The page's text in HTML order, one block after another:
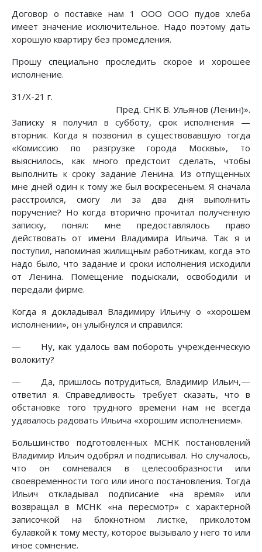
Договор о поставке нам 1 ООО ООО пудов хлеба
имеет значение исключительное. Надо поэтому дать
хорошую квартиру без промедления.
Прошу специально проследить скорое и хорошее
исполнение.
31/Х-21 г.
Пред. СНК В. Ульянов (Ленин)».
Записку я получил в субботу, срок исполнения —
вторник. Когда я позвонил в существовавшую тогда
«Комиссию по разгрузке города Москвы», то
выяснилось, как много предстоит сделать, чтобы
выполнить к сроку задание Ленина. Из отпущенных
мне дней один к тому же был воскресеньем. Я сначала
расстроился, смогу ли за два дня выполнить
поручение? Но когда вторично прочитал полученную
записку, понял: мне предоставлялось право
действовать от имени Владимира Ильича. Так я и
поступил, напоминая жилищным работникам, когда это
надо было, что задание и сроки исполнения исходили
от Ленина. Помещение подыскали, освободили и
передали фирме.
Когда я докладывал Владимиру Ильичу о «хорошем
исполнении», он улыбнулся и справился:
— Ну, как удалось вам побороть учрежденческую
волокиту?
— Да, пришлось потрудиться, Владимир Ильич,—
ответил я. Справедливость требует сказать, что в
обстановке того трудного времени нам не всегда
удавалось радовать Ильича «хорошим исполнением».
Большинство подготовленных МСНК постановлений
Владимир Ильич одобрял и подписывал. Но случалось,
что он сомневался в целесообразности или
своевременности того или иного постановления. Тогда
Ильич откладывал подписание «на время» или
возвращал в МСНК «на пересмотр» с характерной
записочкой на блокнотном листке, приколотом
булавкой к тому месту, которое вызывало у него то или
иное сомнение.